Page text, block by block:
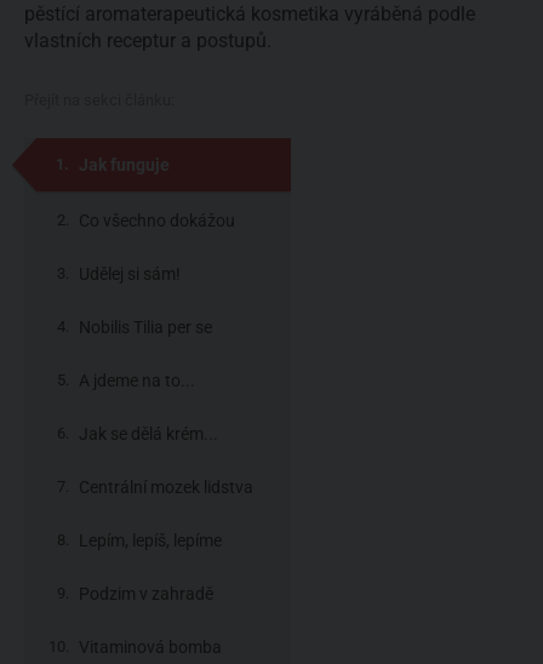
pěstící aromaterapeutická kosmetika vyráběná podle
vlastních receptur a postupů.
Jak funguje
aromaterapeutická
kosmetika
Co všechno dokážou
éterické oleje
Udělej si sám!
Nobilis Tilia per se
A jdeme na to...
Jak se dělá krém...
Centrální mozek lidstva
(pardon, Nobilisu)
Lepím, lepíš, lepíme
Podzim v zahradě
Vitaminová bomba